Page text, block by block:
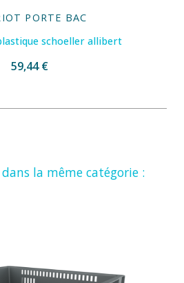
PORTE BAC
schoeller allibert
59,44 €
la même catégorie :